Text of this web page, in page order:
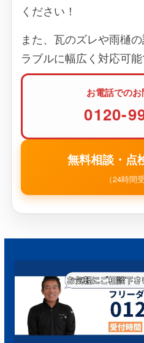
ください！
また、瓦のズレや雨樋
ラブルに幅広く対応可能
お電話での
0120-
無料相談・点
（24時間